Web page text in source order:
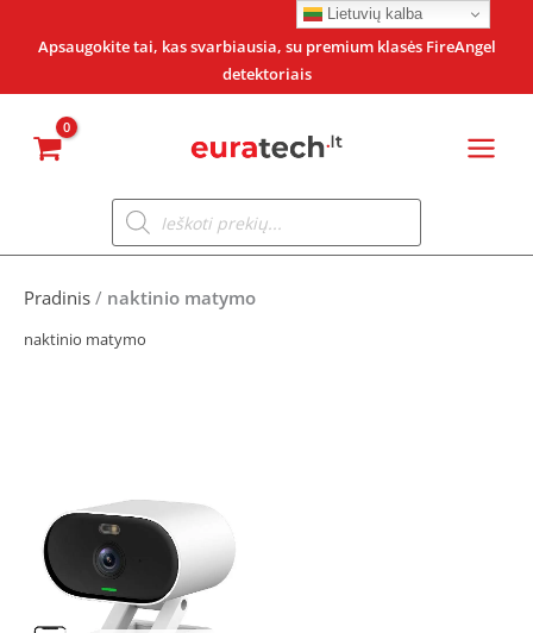
Apsaugokite tai, kas svarbiausia, su premium klasės FireAngel
detektoriais
Products
search
Pradinis / naktinio matymo
naktinio matymo
price
was:
€29.15.
Lietuvių kalba